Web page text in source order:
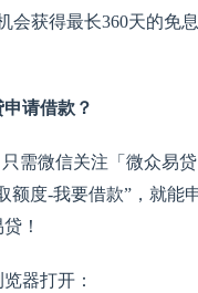
会获得最长360天的免
请借款？
需微信关注「微众易贷
额度-我要借款”，就能
！
器打开：